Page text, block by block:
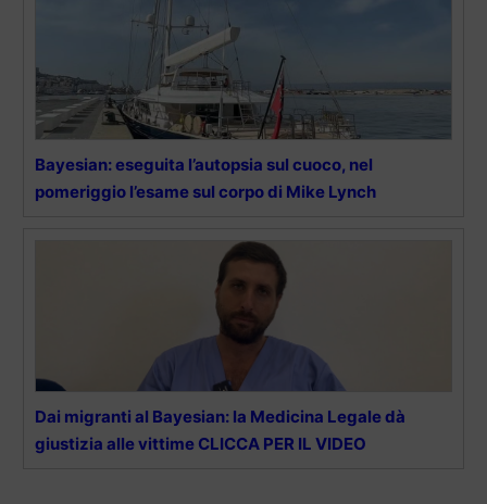
Bayesian: eseguita l’autopsia sul cuoco, nel
pomeriggio l’esame sul corpo di Mike Lynch
Dai migranti al Bayesian: la Medicina Legale dà
giustizia alle vittime CLICCA PER IL VIDEO